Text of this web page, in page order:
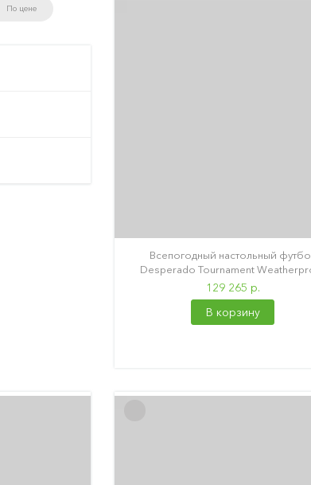
По цене
Всепогодный настольный
Desperado Tournament
129 265 р.
В корзину